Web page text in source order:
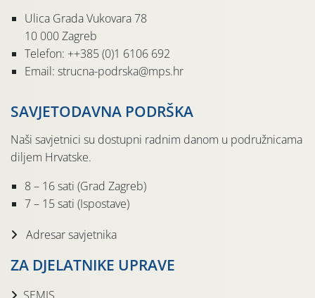
Ulica Grada Vukovara 78
10 000 Zagreb
Telefon: ++385 (0)1 6106 692
Email: strucna-podrska@mps.hr
SAVJETODAVNA PODRŠKA
Naši savjetnici su dostupni radnim danom u podružnicama
diljem Hrvatske.
8 – 16 sati (Grad Zagreb)
7 – 15 sati (Ispostave)
Adresar savjetnika
ZA DJELATNIKE UPRAVE